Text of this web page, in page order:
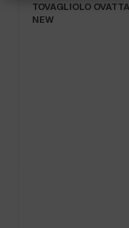
TOVAGLIOLO
NEW